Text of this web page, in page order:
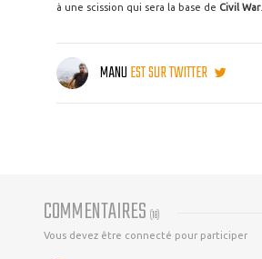
à une scission qui sera la base de Civil War.
MANUEST SUR TWITTER
COMMENTAIRES (18)
Vous devez être connecté pour participer